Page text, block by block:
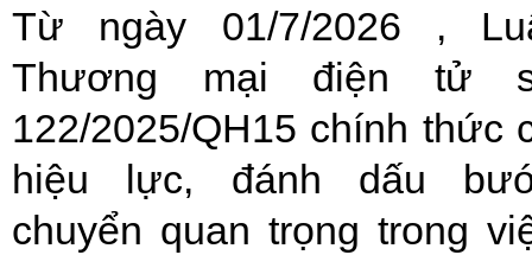
Từ ngày 01/7/2026 ,
Thương mại điện tử
122/2025/QH15 chính thức
hiệu lực, đánh dấu
chuyển quan trọng trong